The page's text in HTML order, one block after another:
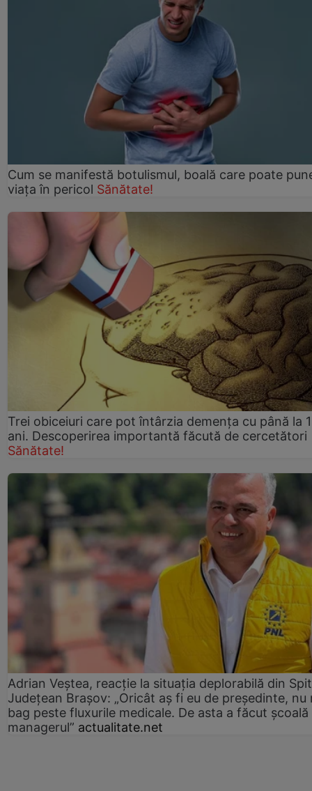
Cum se manifestă botulismul, boală care poate
viaţa în pericol Sănătate!
Trei obiceiuri care pot întârzia demența cu până la
ani. Descoperirea importantă făcută de cercetători
Sănătate!
Adrian Veștea, reacție la situația deplorabilă din
Județean Brașov: „Oricât aș fi eu de președinte, nu
bag peste fluxurile medicale. De asta a făcut școală
managerul” actualitate.net